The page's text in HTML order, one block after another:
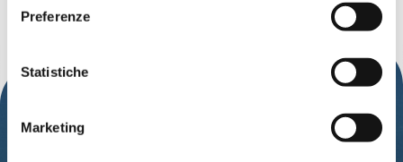
Preferenze
Statistiche
Marketing
DISCOVER MORE EVENTS